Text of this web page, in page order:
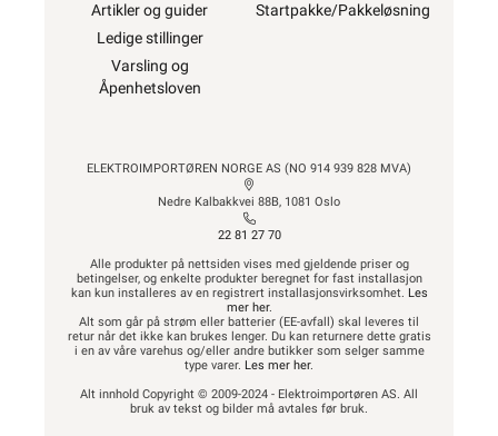
Artikler og guider
Ledige stillinger
Varsling og
Åpenhetsloven
Startpakke/Pakkeløsning
ELEKTROIMPORTØREN NORGE AS (NO 914 939 828 MVA)
Nedre Kalbakkvei 88B, 1081 Oslo
22 81 27 70
Alle produkter på nettsiden vises med gjeldende priser og
betingelser, og enkelte produkter beregnet for fast installasjon
kan kun installeres av en registrert installasjonsvirksomhet. Les
mer her.
Alt som går på strøm eller batterier (EE-avfall) skal leveres til
retur når det ikke kan brukes lenger. Du kan returnere dette gratis
i en av våre varehus og/eller andre butikker som selger samme
type varer. Les mer her.
Alt innhold Copyright © 2009-2024 - Elektroimportøren AS. All
bruk av tekst og bilder må avtales før bruk.